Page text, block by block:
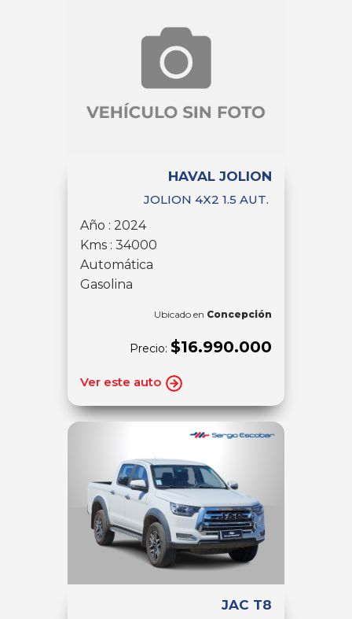
HAVAL JOLION
JOLION 4X2 1.5 AUT.
Año : 2024
Kms : 34000
Automática
Gasolina
Ubicado en Concepción
Precio: $16.990.000
Ver este auto
JAC T8